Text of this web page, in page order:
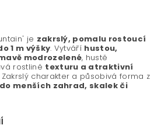
je zakrslý, pomalu rostoucí
1 m výšky. Vytváří hustou,
modrozelené, hustě
rostlině texturu a atraktivní
Zakrslý charakter a působivá forma z
menších zahrad, skalek či